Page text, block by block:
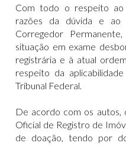
Com todo o respeito ao
razões da dúvida e ao
Corregedor
situação em exame
registrária e à atual
respeito da
Tribunal Federal.
De acordo com os autos,
Oficial de Registro de
de doação, tendo por